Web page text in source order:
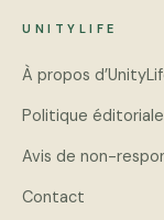
UNITYLIFE
À propos
Politique éditoriale
Avis de non-
Contact